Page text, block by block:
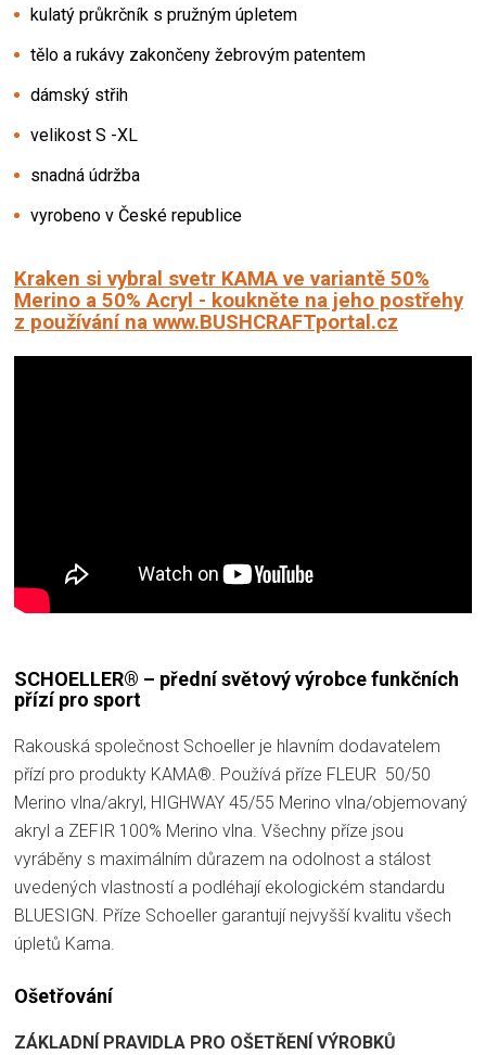
kulatý průkrčník s pružným úpletem
tělo a rukávy zakončeny žebrovým patentem
dámský střih
velikost S -XL
snadná údržba
vyrobeno v České republice
Kraken si vybral svetr KAMA ve variantě 50%
Merino a 50% Acryl - koukněte na jeho postřehy
z používání na www.BUSHCRAFTportal.cz
SCHOELLER® – přední světový výrobce funkčních
přízí pro sport
Rakouská společnost Schoeller je hlavním dodavatelem
přízí pro produkty KAMA®. Používá příze FLEUR 50/50
Merino vlna/akryl, HIGHWAY 45/55 Merino vlna/objemovaný
akryl a ZEFIR 100% Merino vlna. Všechny příze jsou
vyráběny s maximálním důrazem na odolnost a stálost
uvedených vlastností a podléhají ekologickém standardu
BLUESIGN. Příze Schoeller garantují nejvyšší kvalitu všech
úpletů Kama.
Ošetřování
ZÁKLADNÍ PRAVIDLA PRO OŠETŘENÍ VÝROBKŮ